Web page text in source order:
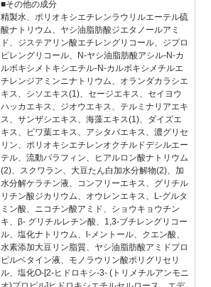
■その他の成分
精製水、ポリオキシエチレンラウリルエーテル硫
酸ナトリウム、ヤシ油脂肪酸ジエタノールアミ
ド、ジステアリン酸エチレングリコール、ジプロ
ピレングリコール、N-ヤシ油脂肪酸アシル-N-カ
ルボキシメトキシエチル-N-カルボキシメチルエ
チレンジアミンニナトリウム、オランダカラシエ
キス、シソエキス(1)、セージエキス、セイヨウ
ハッカエキス、ジオウエキス、テルミナリアエキ
ス、サンザシエキス、海藻エキス(1)、ダイズエ
キス、ビワ葉エキス、アシタバエキス、濃グリセ
リン、ポリオキシエチレンオクチルドデシルエー
テル、流動パラフィン、ヒアルロン酸ナトリウム
(2)、スクワラン、大豆たん白加水分解物(2)、加
水分解ケラチン液、コンフリーエキス、グリチル
リチン酸ジカリウム、オウレンエキス、L-グルタ
ミン酸、ニコチン酸アミド、ショウキョウチン
キ、β- グリチルレチン酸、1,3-ブチレングリコー
ル、塩化ナトリウム、l-メントール、クエン酸、
水素添加大豆リン脂質、ヤシ油脂肪酸アミドプロ
ピルベタイン液、モノラウリン酸ポリグリセリ
ル、塩化O-[2-ヒドロキシ-3- (トリメチルアンモニ